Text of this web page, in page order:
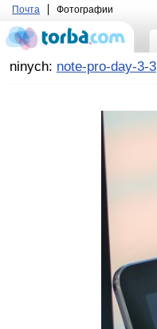
Почта Фотографии
ninych: note-pro-day-3-3